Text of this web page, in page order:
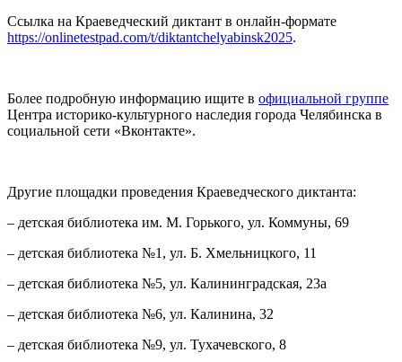
Ссылка на Краеведческий диктант в онлайн-формате
https://onlinetestpad.com/t/diktantchelyabinsk2025.
Более подробную информацию ищите в официальной группе
Центра историко-культурного наследия города Челябинска в
социальной сети «Вконтакте».
Другие площадки проведения Краеведческого диктанта:
– детская библиотека им. М. Горького, ул. Коммуны, 69
– детская библиотека №1, ул. Б. Хмельницкого, 11
– детская библиотека №5, ул. Калининградская, 23а
– детская библиотека №6, ул. Калинина, 32
– детская библиотека №9, ул. Тухачевского, 8